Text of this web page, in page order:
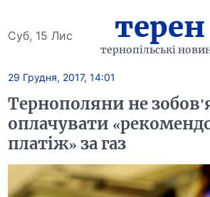
Суб, 15 Лис терен
тернопільські
29 Грудня, 2017, 14:01
Тернополяни не
оплачувати
платіж» за газ